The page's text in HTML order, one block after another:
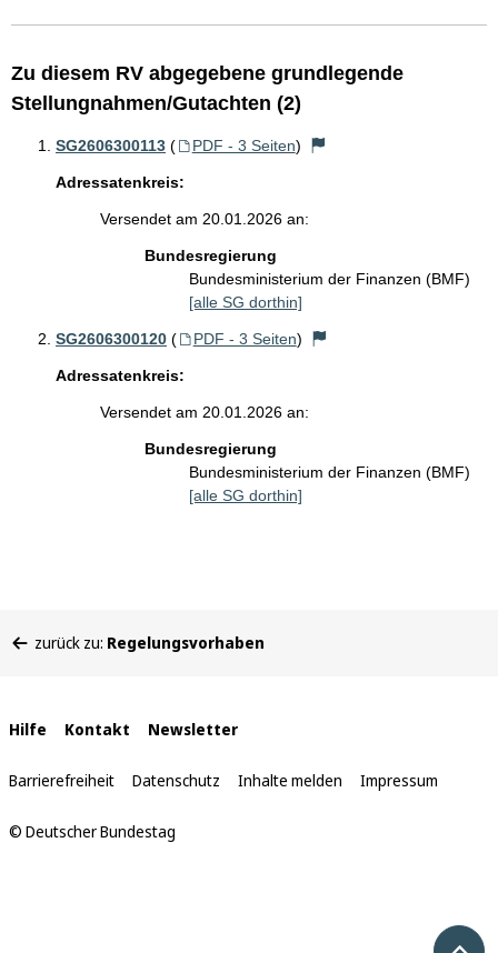
Zu diesem RV abgegebene grundlegende
Stellungnahmen/Gutachten (2)
SG2606300113 ( PDF - 3 Seiten)
Adressatenkreis:
Versendet am 20.01.2026 an:
Bundesregierung
Bundesministerium der Finanzen (BMF)
[alle SG dorthin]
SG2606300120 ( PDF - 3 Seiten)
Adressatenkreis:
Versendet am 20.01.2026 an:
Bundesregierung
Bundesministerium der Finanzen (BMF)
[alle SG dorthin]
befinden
zurück zu: Regelungsvorhaben
Interne
Links
Hilfe Kontakt Newsletter
Barrierefreiheit Datenschutz Inhalte melden Impressum
© Deutscher Bundestag